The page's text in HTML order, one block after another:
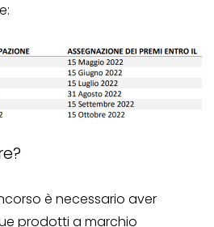
è necessario aver
prodotti a marchio